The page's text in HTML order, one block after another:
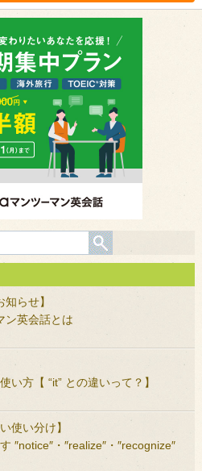
知らせ】
ン英会話とは
い方【 “it” との違いって？】
使い分け】
″notice″・″realize″・″recognize″